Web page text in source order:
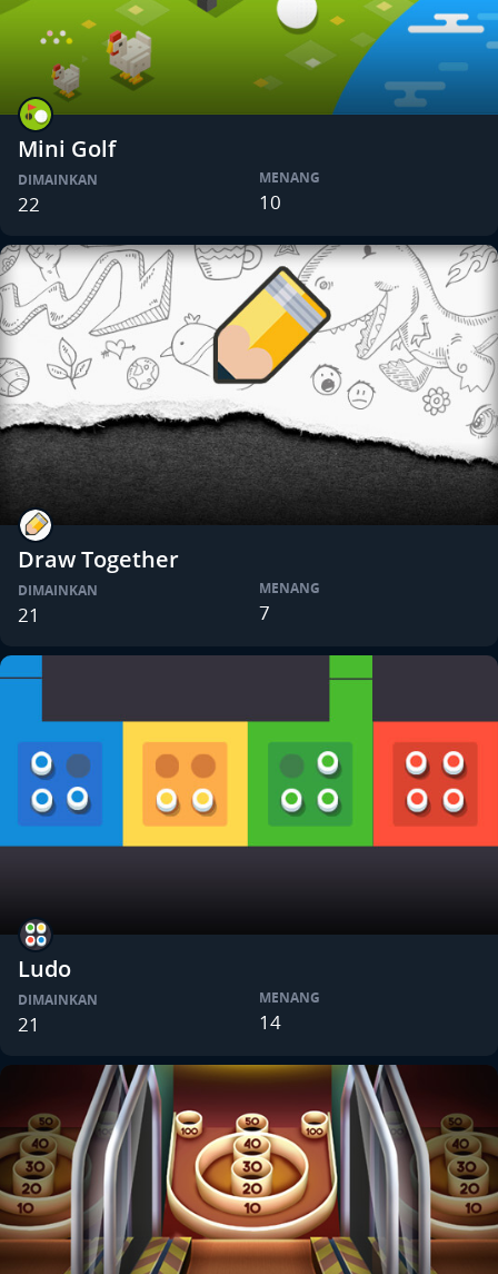
Mini Golf
DIMAINKAN
22
MENANG
10
Draw Together
DIMAINKAN
21
MENANG
7
Ludo
DIMAINKAN
21
MENANG
14